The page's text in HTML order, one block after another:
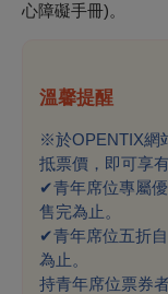
心障礙手冊)。
溫馨提醒
※於OPENTIX網
抵票價，即可享
✔青年席位專屬
售完為止。
✔青年席位五折
為止。
持青年席位票券